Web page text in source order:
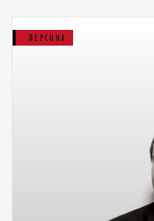
ПЕРСОНА